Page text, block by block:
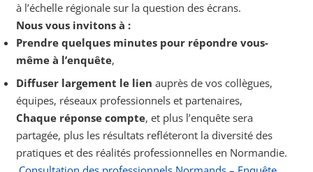
à l’échelle régionale sur la question des écrans.
Nous vous invitons à :
Prendre quelques minutes pour répondre vous-
même à l’enquête,
Diffuser largement le lien auprès de vos collègues,
équipes, réseaux professionnels et partenaires,
Chaque réponse compte, et plus l’enquête sera
partagée, plus les résultats refléteront la diversité des
pratiques et des réalités professionnelles en Normandie.